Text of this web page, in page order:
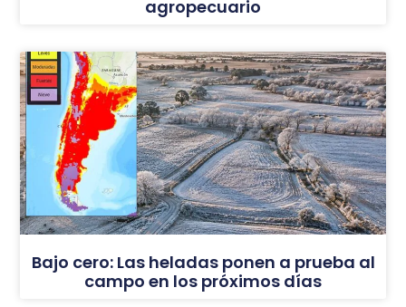
agropecuario
Bajo cero: Las heladas ponen a prueba al
campo en los próximos días